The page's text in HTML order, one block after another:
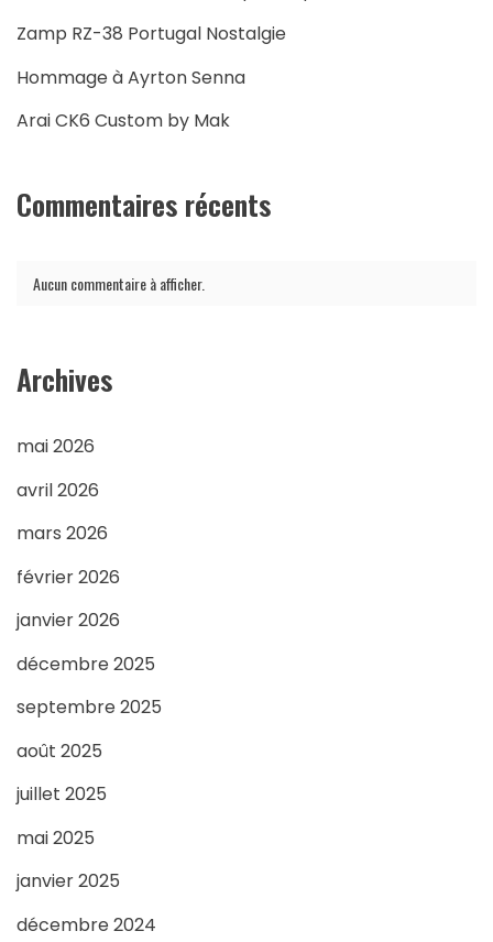
Zamp RZ-38 Portugal Nostalgie
Hommage à Ayrton Senna
Arai CK6 Custom by Mak
Commentaires récents
Aucun commentaire à afficher.
Archives
mai 2026
avril 2026
mars 2026
février 2026
janvier 2026
décembre 2025
septembre 2025
août 2025
juillet 2025
mai 2025
janvier 2025
décembre 2024